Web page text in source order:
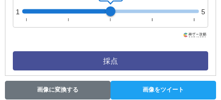
1 5
採点
画像に変換する 画像をツイート